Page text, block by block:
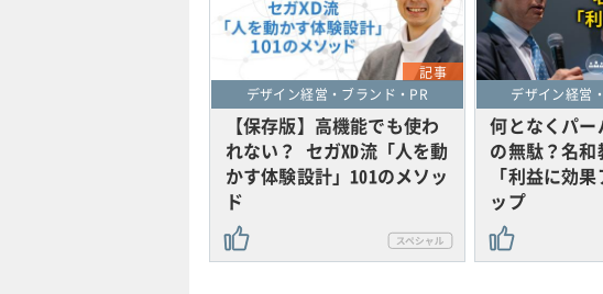
記事
デザイン経営・ブランド・PR
【保存版】高機能でも使わ
れない？ セガXD流「人を動
かす体験設計」101のメソッ
ド
デザイン経営
何となくパ
の無駄？名和
「利益に効
ップ